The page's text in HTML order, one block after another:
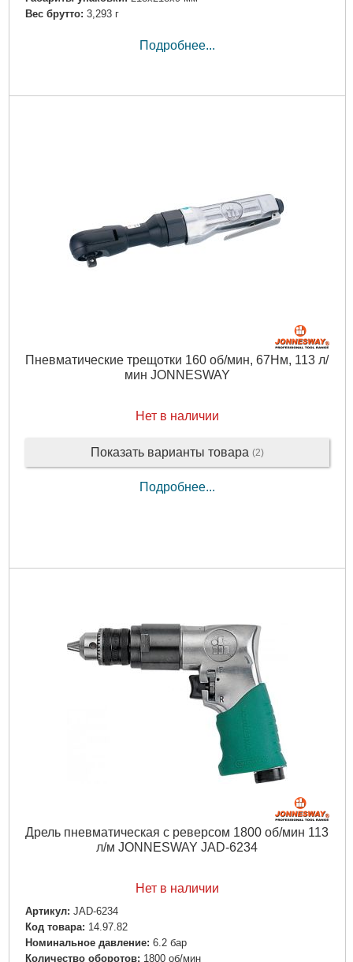
Вес брутто: 3,293 г
Подробнее...
Пневматические трещотки 160 об/мин, 67Нм, 113 л/
мин JONNESWAY
Нет в наличии
Показать варианты товара (2)
Подробнее...
Дрель пневматическая с реверсом 1800 об/мин 113
л/м JONNESWAY JAD-6234
Нет в наличии
Артикул: JAD-6234
Код товара: 14.97.82
Номинальное давление: 6.2 бар
Количество оборотов: 1800 об/мин